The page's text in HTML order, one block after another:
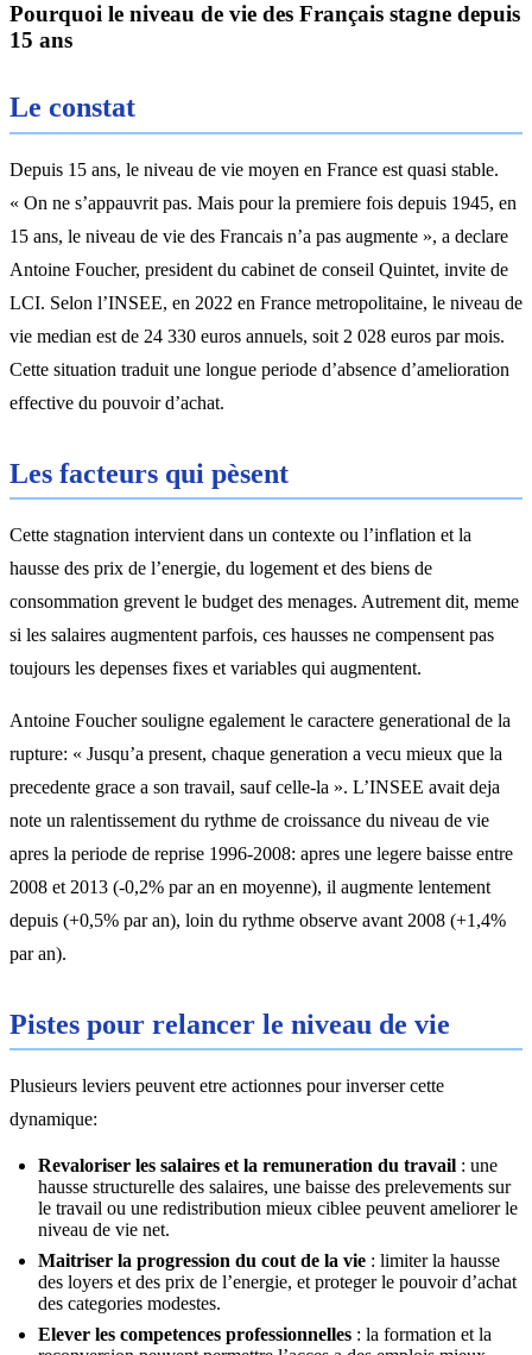
Pourquoi le niveau de vie des Français stagne depuis
15 ans
Le constat
Depuis 15 ans, le niveau de vie moyen en France est quasi stable.
« On ne s’appauvrit pas. Mais pour la premiere fois depuis 1945, en
15 ans, le niveau de vie des Francais n’a pas augmente », a declare
Antoine Foucher, president du cabinet de conseil Quintet, invite de
LCI. Selon l’INSEE, en 2022 en France metropolitaine, le niveau de
vie median est de 24 330 euros annuels, soit 2 028 euros par mois.
Cette situation traduit une longue periode d’absence d’amelioration
effective du pouvoir d’achat.
Les facteurs qui pèsent
Cette stagnation intervient dans un contexte ou l’inflation et la
hausse des prix de l’energie, du logement et des biens de
consommation grevent le budget des menages. Autrement dit, meme
si les salaires augmentent parfois, ces hausses ne compensent pas
toujours les depenses fixes et variables qui augmentent.
Antoine Foucher souligne egalement le caractere generational de la
rupture: « Jusqu’a present, chaque generation a vecu mieux que la
precedente grace a son travail, sauf celle-la ». L’INSEE avait deja
note un ralentissement du rythme de croissance du niveau de vie
apres la periode de reprise 1996-2008: apres une legere baisse entre
2008 et 2013 (-0,2% par an en moyenne), il augmente lentement
depuis (+0,5% par an), loin du rythme observe avant 2008 (+1,4%
par an).
Pistes pour relancer le niveau de vie
Plusieurs leviers peuvent etre actionnes pour inverser cette
dynamique:
Revaloriser les salaires et la remuneration du travail : une
hausse structurelle des salaires, une baisse des prelevements sur
le travail ou une redistribution mieux ciblee peuvent ameliorer le
niveau de vie net.
Maitriser la progression du cout de la vie : limiter la hausse
des loyers et des prix de l’energie, et proteger le pouvoir d’achat
des categories modestes.
Elever les competences professionnelles : la formation et la